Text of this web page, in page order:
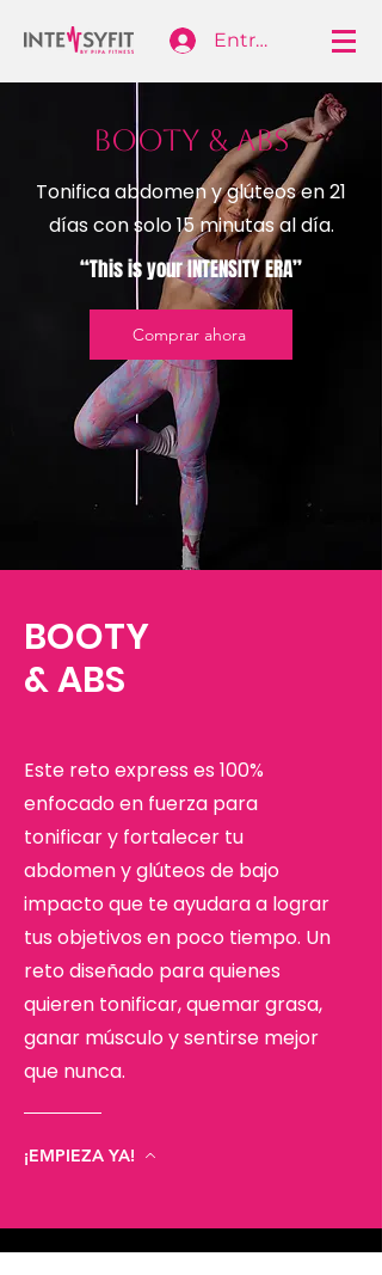
Entrar
BOOTY & ABS
Tonifica abdomen yglúteosen 21
díasconsolo 15 minutas aldía.
“This is your INTENSITY ERA”
Comprar ahora
BOOTY
& ABS
Este retoexpress es 100%
enfocado en fuerza para
tonificar y fortalecer tu
abdomen yglúteos de bajo
impacto que te ayudara a lograr
tus objetivos en poco tiempo. Un
reto diseñado para quienes
quieren tonificar, quemar grasa,
ganar músculo y sentirse mejor
que nunca.
¡EMPIEZA YA!